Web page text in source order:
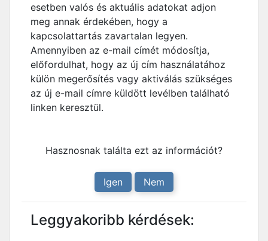
esetben valós és aktuális adatokat adjon
meg annak érdekében, hogy a
kapcsolattartás zavartalan legyen.
Amennyiben az e-mail címét módosítja,
előfordulhat, hogy az új cím használatához
külön megerősítés vagy aktiválás szükséges
az új e-mail címre küldött levélben található
linken keresztül.
Hasznosnak találta ezt az információt?
Igen Nem
Leggyakoribb kérdések: